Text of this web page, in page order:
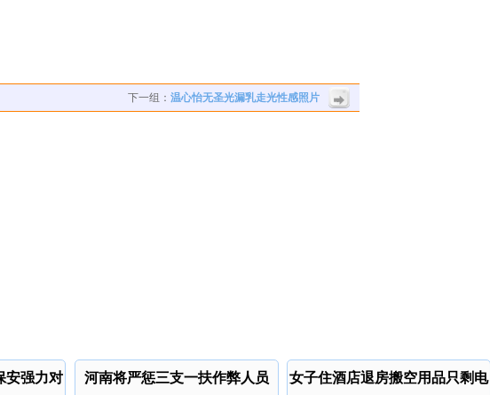
下一组： 温心怡无圣光漏乳走光性感照片
安强力对 河南将严惩三支一扶作弊人员 女子住酒店退房搬空用品只剩电